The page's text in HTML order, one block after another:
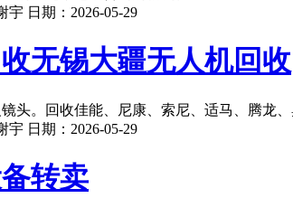
宇 日期： 2026-05-29
无锡大疆无人机回收
头。回收佳能、尼康、索尼、适马、腾龙
宇 日期： 2026-05-29
转卖